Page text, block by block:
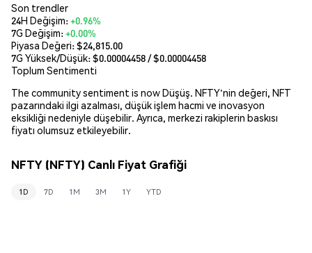
Son trendler
24H Değişim:+0.96%
7G Değişim:+0.00%
Piyasa Değeri:$24,815.00
7G Yüksek/Düşük: $0.00004458/ $0.00004458
Toplum Sentimenti
The community sentiment is now Düşüş. NFTY'nin değeri, NFT
pazarındaki ilgi azalması, düşük işlem hacmi ve inovasyon
eksikliği nedeniyle düşebilir. Ayrıca, merkezi rakiplerin baskısı
fiyatı olumsuz etkileyebilir.
NFTY (NFTY) Canlı Fiyat Grafiği
1D 7D 1M 3M 1Y YTD